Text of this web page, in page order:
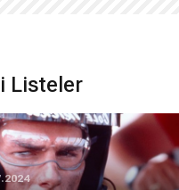
Listeler